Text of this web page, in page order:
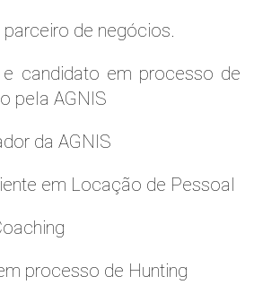
de negócios.
candidato em processo de
pela AGNIS
da AGNIS
em Locação de Pessoal
processo de Hunting